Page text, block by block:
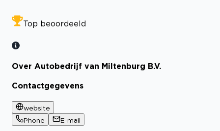
Top beoordeeld
Over Autobedrijf van Miltenburg B.V.
Contactgegevens
website
Phone
E-mail